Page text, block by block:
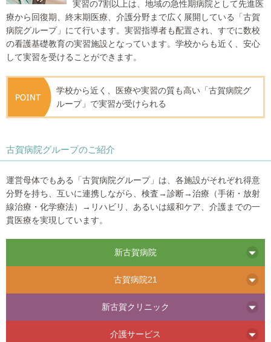
実習の7割以上は、地域の急性期病院として先進医
療から回復期、終末期医療、介護分野まで広く展開している「古賀
病院グループ」にて行います。実習指導者も配置され、すでに数校
の看護基礎教育の実習施設となっています。学校からも近く、安心
して実習を受けることができます。
学校から近く、医療や実習の質も高い「古賀病院グ
ループ」で実習が受けられる
古賀病院グループのご紹介
運営母体でもある「古賀病院グループ」は、各施設がそれぞれ得意
分野を持ち、互いに連携しながら、検査→診断→治療（手術・放射
線治療・化学療法）→リハビリ、あるいは緩和ケア、介護までの一
貫医療を実現しています。
新古賀病院
古賀病院21
新古賀クリニック
介護サービス